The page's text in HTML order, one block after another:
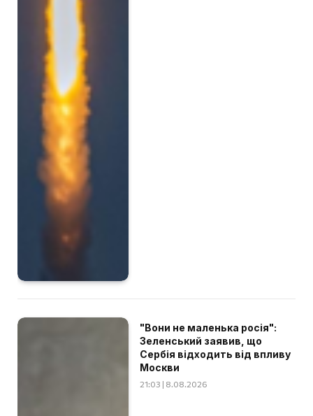
"Вони не маленька росія":
Зеленський заявив, що
Сербія відходить від впливу
Москви
21:03 | 8.08.2026